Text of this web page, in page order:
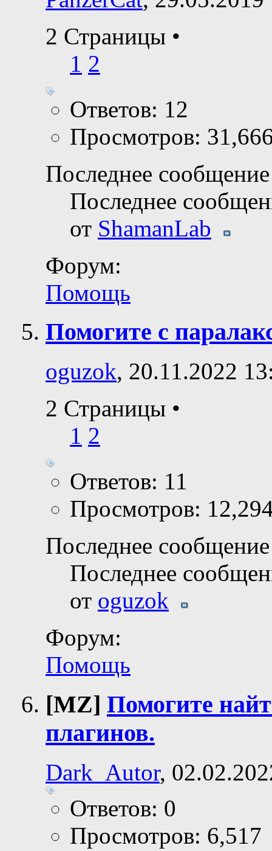
2 Страницы •
1 2
Ответов: 12
Просмотров:
Последнее
Последнее
от ShamanLab
Форум:
Помощь
Помогите с
oguzok, 20.11.2022
2 Страницы •
1 2
Ответов: 11
Просмотров:
Последнее
Последнее
от oguzok
Форум:
Помощь
[MZ] Помогите
плагинов.
Dark_Autor,
Ответов: 0
Просмотров: 6,517